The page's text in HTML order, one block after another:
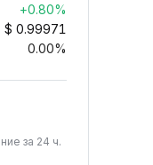
+0.80%
$ 0.99971
0.00%
за 24 ч.